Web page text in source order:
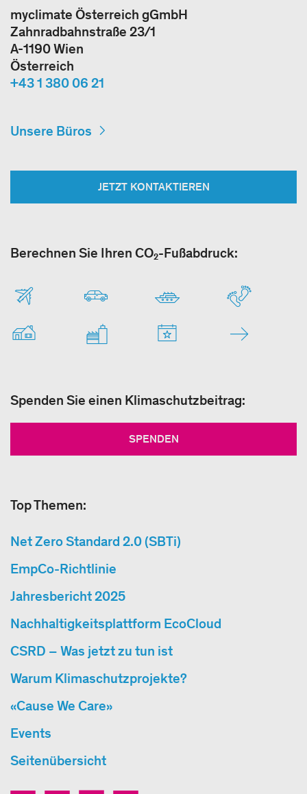
myclimate Österreich gGmbH
Zahnradbahnstraße 23/1
A-1190 Wien
Österreich
+43 1 380 06 21
Unsere Büros
JETZT KONTAKTIEREN
Berechnen Sie Ihren CO₂-Fußabdruck:
Spenden Sie einen Klimaschutzbeitrag:
SPENDEN
Top Themen:
Net Zero Standard 2.0 (SBTi)
EmpCo-Richtlinie
Jahresbericht 2025
Nachhaltigkeitsplattform EcoCloud
CSRD – Was jetzt zu tun ist
Warum Klimaschutzprojekte?
«Cause We Care»
Events
Seitenübersicht